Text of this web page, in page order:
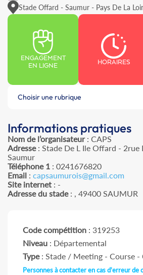
Stade Offard - Saumur - Pays De La
ENGAGEMENT
EN LIGNE
HORAIRES
Choisir une rubrique
Informations pratiques
Nom de l’organisateur: CAPS
Adresse: Stade De L Ile Offard - 2rue
Saumur
Téléphone 1 : 0241676820
Email : capsaumurois@gmail.com
Site internet : -
Adresse du stade: , 49400 SAUMUR
Code compétition : 319253
Niveau : Départemental
Type: Stade / Meeting - Course -
Personnes à contacter en cas d'erreur de